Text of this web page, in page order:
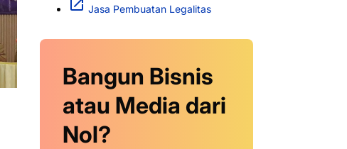
Jasa Pembuatan Legalitas
Bangun Bisnis
atau Media dari
Nol?